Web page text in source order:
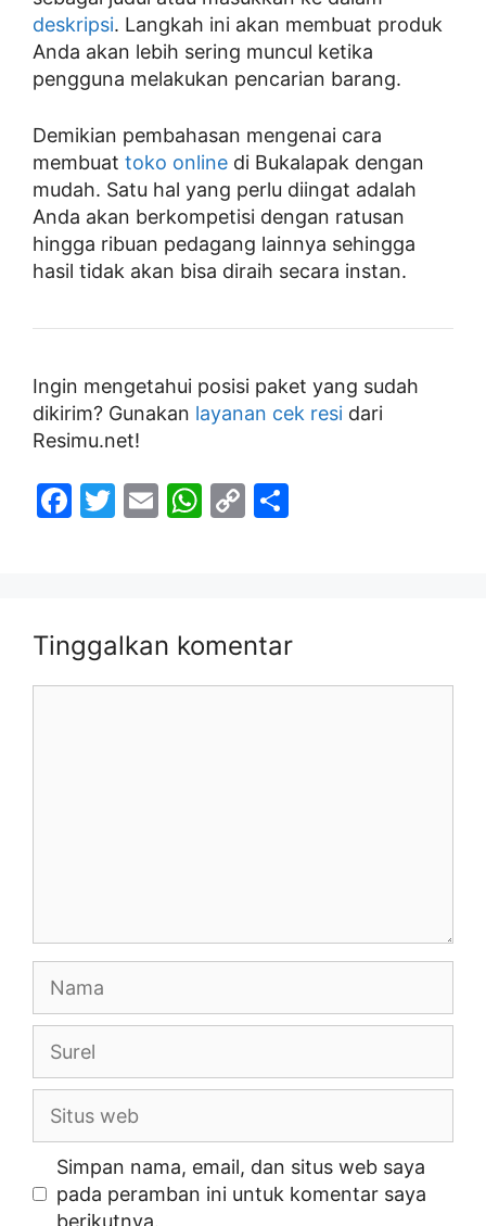
deskripsi. Langkah ini akan membuat produk
Anda akan lebih sering muncul ketika
pengguna melakukan pencarian barang.
Demikian pembahasan mengenai cara
membuat toko online di Bukalapak dengan
mudah. Satu hal yang perlu diingat adalah
Anda akan berkompetisi dengan ratusan
hingga ribuan pedagang lainnya sehingga
hasil tidak akan bisa diraih secara instan.
Ingin mengetahui posisi paket yang sudah
dikirim? Gunakan layanan cek resi dari
Resimu.net!
F
b
o
T
E
W
A
C
Li
Tinggalkan komentar
Surel
Situs
web
Simpan nama, email, dan situs web saya
pada peramban ini untuk komentar saya
berikutnya.